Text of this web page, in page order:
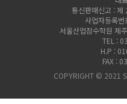
통신판매신고 :
사업자등록
서울산업잠수학원 제
TEL :
H.P :
FAX :
COPYRIGHT © 2021